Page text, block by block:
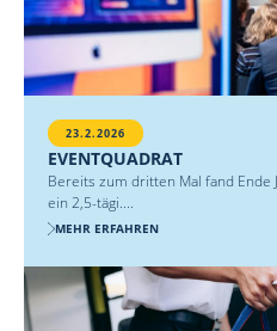
23.2.2026
EVENTQUADRAT
Bereits zum dritten Mal fand Ende
ein 2,5-tägi....
MEHR ERFAHREN